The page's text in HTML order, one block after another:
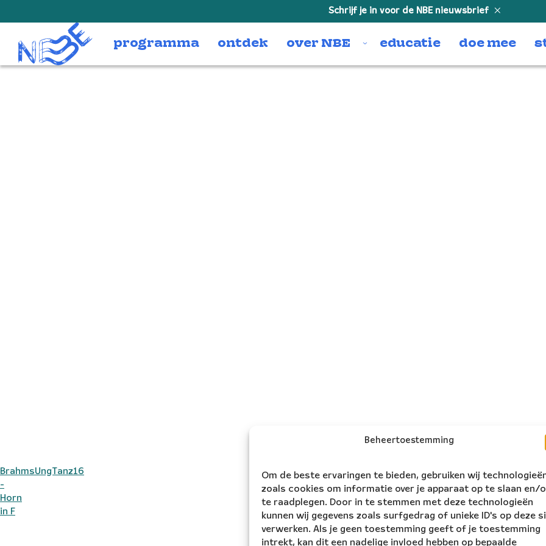
Beheertoestemming
Om de beste ervaringen te bieden, gebruiken wij
zoals cookies om informatie over je apparaat op te slaan en/
te raadplegen. Door in te stemmen met deze technologieën
kunnen wij gegevens zoals surfgedrag of unieke ID's op deze
verwerken. Als je geen toestemming geeft of je toestemming
intrekt, kan dit een nadelige invloed hebben op bepaalde
Schrijf je in voor de NBE nieuwsbrief
programma ontdek over NBE educatie doe mee
BrahmsUngTanz16
-
Horn
in F